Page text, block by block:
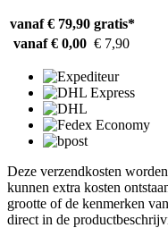
vanaf € 79,90 gratis*
vanaf € 0,00 € 7,90
Deze verzendkosten
kunnen extra kosten
grootte of de kenmerken
direct in de